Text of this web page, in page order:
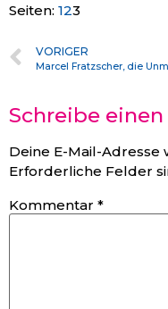
Seiten: 123
VORIGER
Schreibe
Deine E-Mail-
Erforderliche Felder
Kommentar *